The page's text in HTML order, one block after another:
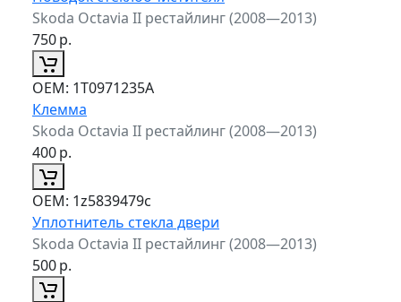
Skoda Octavia II рестайлинг (2008—2013)
750р.
ОЕМ: 1T0971235A
Клемма
Skoda Octavia II рестайлинг (2008—2013)
400р.
ОЕМ: 1z5839479c
Уплотнитель стекла двери
Skoda Octavia II рестайлинг (2008—2013)
500р.